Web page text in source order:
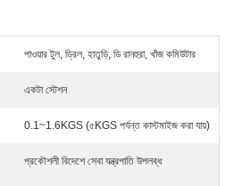
পাওয়ার টুল, ড্রিল, হাতুড়ি, ডি রানহুরা, খাঁজ কমিউটার
একটা স্টেশন
0.1~1.6KGS (৫KGS পর্যন্ত কাস্টমাইজ করা যায়)
প্রকৌশলী বিদেশে সেবা যন্ত্রপাতি উপলব্ধ